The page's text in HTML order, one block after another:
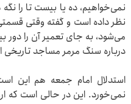
نمی‌خواهیم، ده یا بیست تا را
نظر داده است و گفته وقتی
می‌شود، به جای تعمیر آن را دور
درباره سنگ مرمر مساجد
استدلال امام جمعه هم این
نمی‌خورد. این در حالی است که